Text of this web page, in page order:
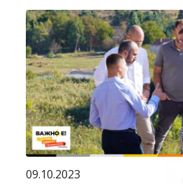
09.10.2023